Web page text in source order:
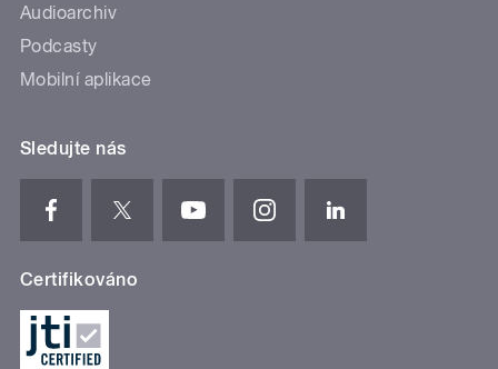
Audioarchiv
Podcasty
Mobilní aplikace
Sledujte nás
Certifikováno